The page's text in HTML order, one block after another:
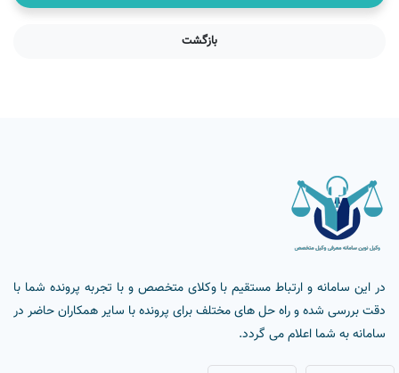
بازگشت
در این سامانه و ارتباط مستقیم با وکلای متخصص و با تجربه پرونده شما با
دقت بررسی شده و راه حل های مختلف برای پرونده با سایر همکاران حاضر در
سامانه به شما اعلام می گردد.